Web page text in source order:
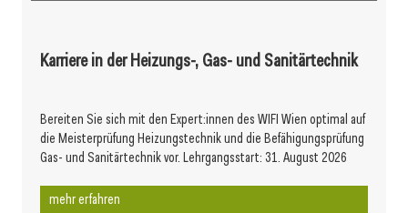
Karriere in der Heizungs-, Gas- und Sanitärtechnik
Bereiten Sie sich mit den Expert:innen des WIFI Wien optimal auf
die Meisterprüfung Heizungstechnik und die Befähigungsprüfung
Gas- und Sanitärtechnik vor. Lehrgangsstart: 31. August 2026
mehr erfahren